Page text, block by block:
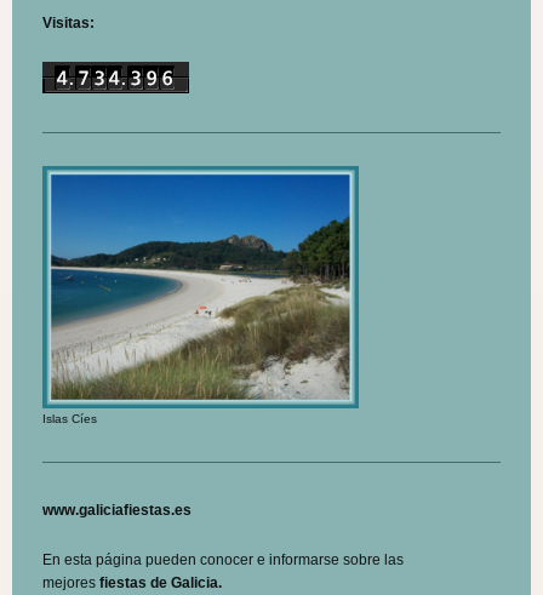
Visitas:
Islas Cíes
www.galiciafiestas.es
En esta página pueden conocer e informarse sobre las
mejores fiestas de Galicia.